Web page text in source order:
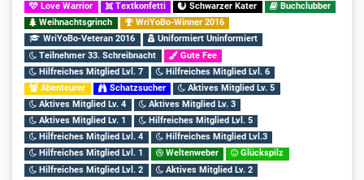
Love Warrior
Textkonfetti Schwarzer Kater
Buchclubber
Weihnachtsgrinch
WriYoBo-Winner 2016
WriYoBo-Veteran 2016
Uniformiert Uninformiert
Teilnehmer 33. Schreibnacht
Gute Fee
Hilfreiches Mitglied Lvl. 7
Hilfreiches Mitglied Lvl. 6
Abenteurer
Schatzsucher
Aktives Mitglied Lv. 5
Aktives Mitglied Lv. 4
Aktives Mitglied Lv. 3
Aktives Mitglied Lv. 1
Hilfreiches Mitglied Lvl. 5
Hilfreiches Mitglied Lvl. 4
Hilfreiches Mitglied Lvl.3
Hilfreiches Mitglied Lvl. 1
Weltenweber
Glückspilz
Hilfreiches Mitglied Lvl. 2
Aktives Mitglied Lv. 2